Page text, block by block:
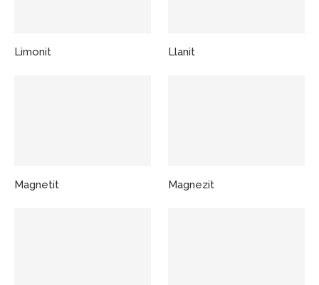
Limonit Llanit
Magnetit Magnezit